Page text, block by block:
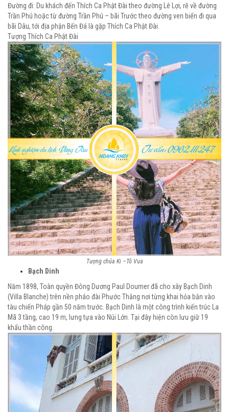
Đường đi: Du khách đến Thích Ca Phật Đài theo đường Lê Lợi, rẽ về đường
Trần Phú hoặc từ đường Trần Phú – bãi Trước theo đường ven biển đi qua
bãi Dâu, tới địa phận Bến Đá là gặp Thích Ca Phật Đài.
Tượng Thích Ca Phật Đài
Tượng chúa Ki –Tô Vua
Bạch Dinh
Năm 1898, Toàn quyền Đông Dương Paul Doumer đã cho xây Bạch Dinh
(Villa Blanche) trên nền pháo đài Phước Thắng nơi từng khai hỏa bắn vào
tàu chiến Pháp gần 50 năm trước. Bạch Dinh là một công trình kiến trúc La
Mã 3 tầng, cao 19 m, lưng tựa vào Núi Lớn. Tại đây hiện còn lưu giữ 19
khẩu thần công.